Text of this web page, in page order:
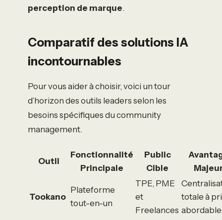
perception de marque.
Comparatif des solutions IA
incontournables
Pour vous aider à choisir, voici un tour
d’horizon des outils leaders selon les
besoins spécifiques du community
management.
Outil
Fonctionnalité
Principale
Public
Cible
Tookano
Plateforme
tout-en-un
TPE, PME
et
Freelances
totale à